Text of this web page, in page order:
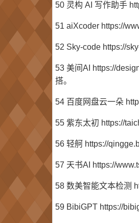
50 灵构 AI 写作助手
51 aiXcoder https://
52 Sky-code https://
53 美间AI https://
搭。
54 百度网盘云一朵
55 紫东太初 https://
56 轻舸 https://
57 天书AI https://
58 数美智能文本检测
59 BibiGPT https://